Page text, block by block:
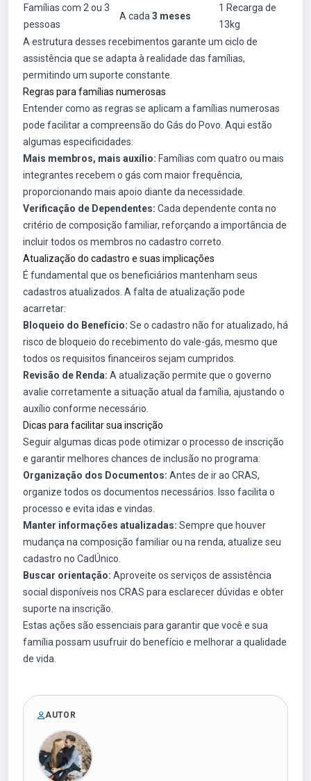
Famílias com 2 ou 3
pessoas
A cada 3 meses
1 Recarga de
13kg
A estrutura desses recebimentos garante um ciclo de
assistência que se adapta à realidade das famílias,
permitindo um suporte constante.
Regras para famílias numerosas
Entender como as regras se aplicam a famílias numerosas
pode facilitar a compreensão do Gás do Povo. Aqui estão
algumas especificidades:
Mais membros, mais auxílio: Famílias com quatro ou mais
integrantes recebem o gás com maior frequência,
proporcionando mais apoio diante da necessidade.
Verificação de Dependentes: Cada dependente conta no
critério de composição familiar, reforçando a importância de
incluir todos os membros no cadastro correto.
Atualização do cadastro e suas implicações
É fundamental que os beneficiários mantenham seus
cadastros atualizados. A falta de atualização pode
acarretar:
Bloqueio do Benefício: Se o cadastro não for atualizado, há
risco de bloqueio do recebimento do vale-gás, mesmo que
todos os requisitos financeiros sejam cumpridos.
Revisão de Renda: A atualização permite que o governo
avalie corretamente a situação atual da família, ajustando o
auxílio conforme necessário.
Dicas para facilitar sua inscrição
Seguir algumas dicas pode otimizar o processo de inscrição
e garantir melhores chances de inclusão no programa:
Organização dos Documentos: Antes de ir ao CRAS,
organize todos os documentos necessários. Isso facilita o
processo e evita idas e vindas.
Manter informações atualizadas: Sempre que houver
mudança na composição familiar ou na renda, atualize seu
cadastro no CadÚnico.
Buscar orientação: Aproveite os serviços de assistência
social disponíveis nos CRAS para esclarecer dúvidas e obter
suporte na inscrição.
Estas ações são essenciais para garantir que você e sua
família possam usufruir do benefício e melhorar a qualidade
de vida.
AUTOR